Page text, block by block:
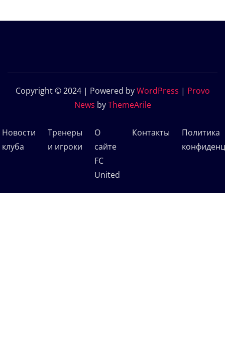
Copyright © 2024 | Powered byWordPress | Provo
News byThemeArile
Новости
клуба
Тренеры
и игроки
О
сайте
FC
United
Контакты
Политика